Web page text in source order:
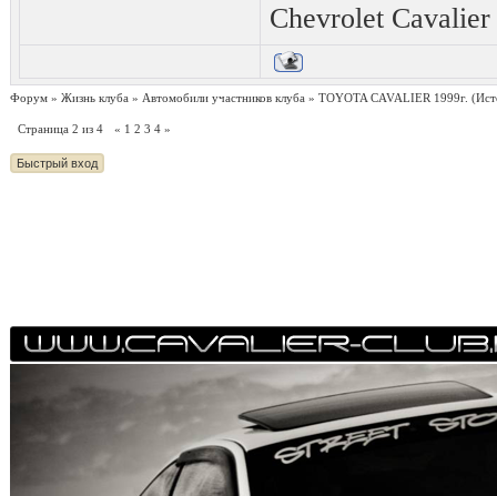
Chevrolet
Форум » Жизнь клуба » Автомобили участников клуба » TOYOTA CAVALIER 1999г.
Страница 2 из 4 « 1 2 3 4 »